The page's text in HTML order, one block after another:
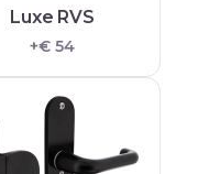
Luxe RVS
+€ 54